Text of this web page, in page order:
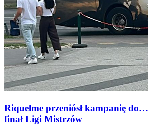
Riquelme przeniósł kampanię
finał Ligi Mistrzów